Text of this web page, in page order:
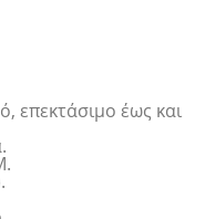
επεκτάσιμο έως και